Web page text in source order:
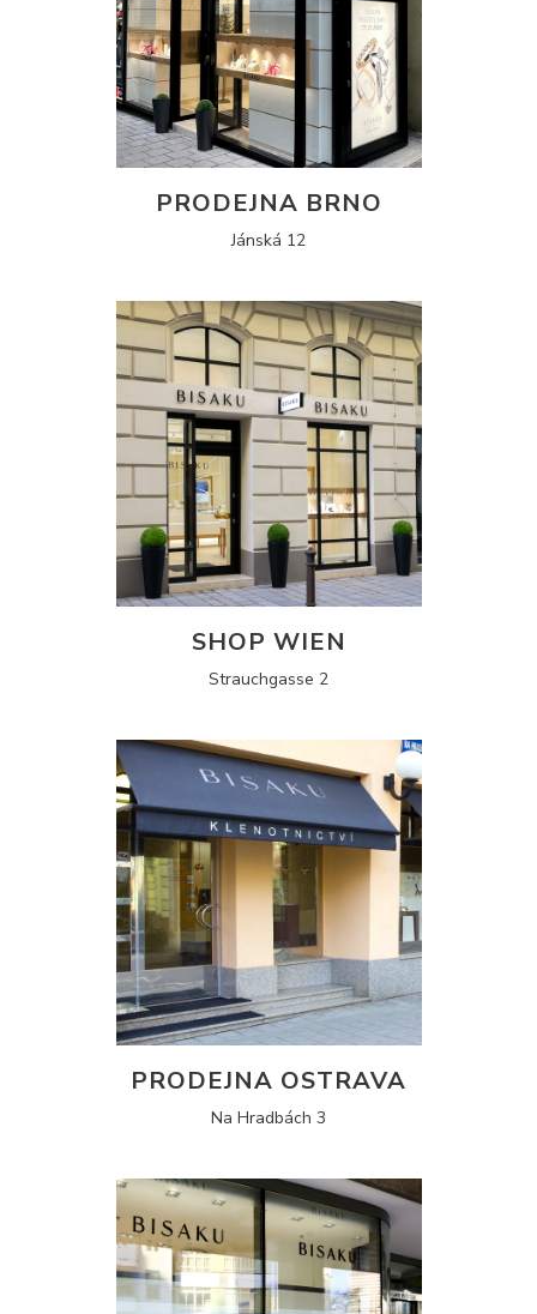
PRODEJNA BRNO
Jánská 12
SHOP WIEN
Strauchgasse 2
PRODEJNA OSTRAVA
Na Hradbách 3